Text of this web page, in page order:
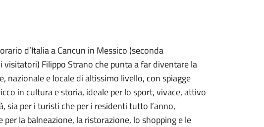
d’Italia a Cancun in Messico (seconda
Filippo Strano che punta a far diventare la
nazionale e locale di altissimo livello, con spiagge
in cultura e storia, ideale per lo sport, vivace, attivo
sia per i turisti che per i residenti tutto l’anno,
la balneazione, la ristorazione, lo shopping e le